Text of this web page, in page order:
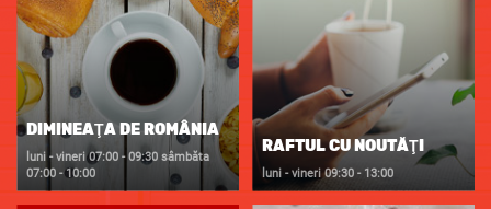
DIMINEAŢA DE ROMÂNIA
luni - vineri07:00 - 09:30 sâmbăta
07:00 - 10:00
RAFTUL CU NOUTĂŢI
luni - vineri09:30 - 13:00